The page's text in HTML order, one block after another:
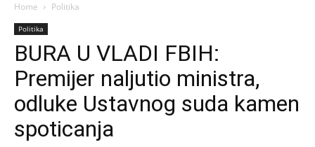
Home Politika
Politika
BURA U VLADI FBIH:
Premijer naljutio ministra,
odluke Ustavnog suda kamen
spoticanja